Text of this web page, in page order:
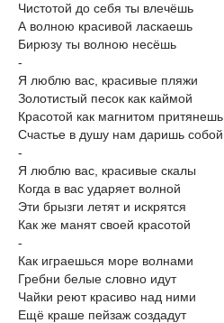
Чистотой до себя ты влечёшь
А волною красивой ласкаешь
Бирюзу ты волною несёшь
-
Я люблю вас, красивые пляжи
Золотистый песок как каймой
Красотой как магнитом притянешь
Счастье в душу нам даришь собой
-
Я люблю вас, красивые скалы
Когда в вас ударяет волной
Эти брызги летят и искрятся
Как же манят своей красотой
-
Как играешься море волнами
Гребни белые словно идут
Чайки реют красиво над ними
Ещё краше пейзаж создадут